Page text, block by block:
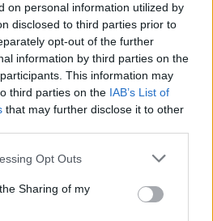
on personal information utilized by
disclosed to third parties prior to
opt-out of the further
information by third parties on the
This information may
third parties on the IAB’s List of
that may further disclose it to other
Opt Outs
Sharing of my
saturs vismaz 2.5%)
skaidiņu